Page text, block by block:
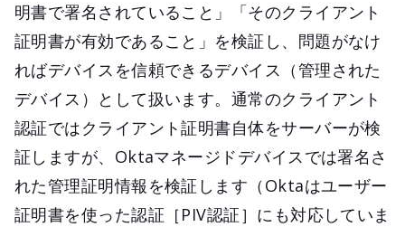
明書で署名されていること」「そのクライアント
証明書が有効であること」を検証し、問題がなけ
ればデバイスを信頼できるデバイス（管理された
デバイス）として扱います。通常のクライアント
認証ではクライアント証明書自体をサーバーが検
証しますが、Oktaマネージドデバイスでは署名さ
れた管理証明情報を検証します（Oktaはユーザー
証明書を使った認証［PIV認証］にも対応していま